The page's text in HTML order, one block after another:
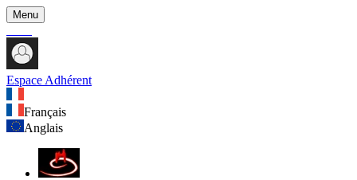
Menu
Espace Adhérent
Français
Anglais